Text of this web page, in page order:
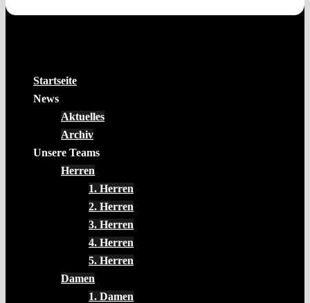
Startseite
News
Aktuelles
Archiv
Unsere Teams
Herren
1. Herren
2. Herren
3. Herren
4. Herren
5. Herren
Damen
1. Damen